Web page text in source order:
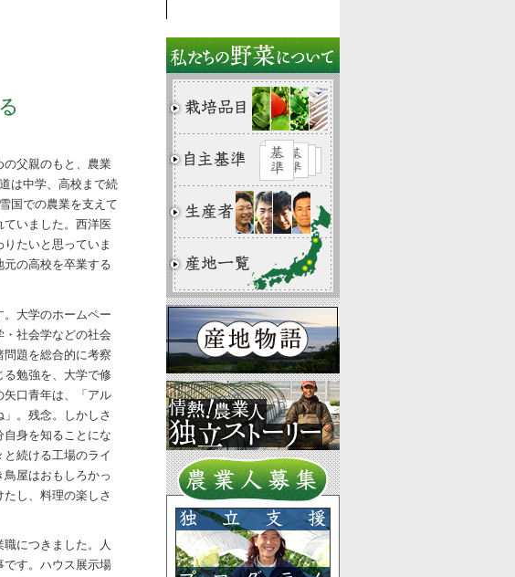
の父親のもと、農業
は中学、高校まで続
国での農業を支えて
ていました。西洋医
たいと思っていま
の高校を卒業する
。大学のホームペー
社会学などの社会
題を総合的に考察
る勉強を、大学で修
矢口青年は、「アル
。残念。しかしさ
自身を知ることにな
続ける工場のライ
屋はおもしろかっ
し、料理の楽しさ
につきました。人
です。ハウス展示場